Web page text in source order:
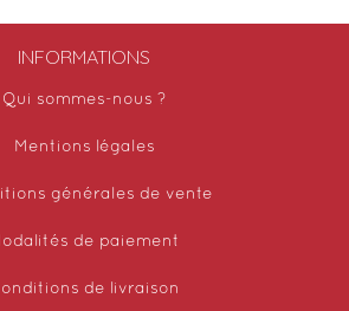
INFORMATIONS
Qui sommes-nous ?
Mentions légales
générales de vente
de paiement
de livraison